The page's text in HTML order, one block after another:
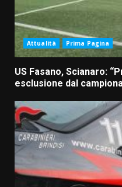
Attualità Prima Pagina
US Fasano, Scianaro:
esclusione dal